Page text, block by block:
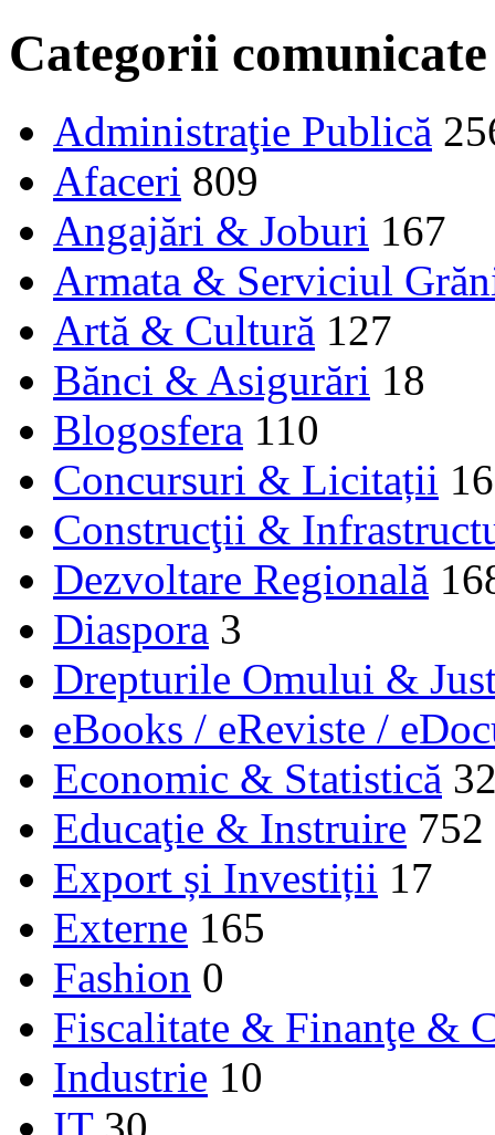
Categorii comunicate
Administraţie Publică
Afaceri 809
Angajări & Joburi 167
Armata & Serviciul
Artă & Cultură 127
Bănci & Asigurări 18
Blogosfera 110
Concursuri & Licitații 16
Construcţii &
Dezvoltare Regională
Diaspora 3
Drepturile Omului &
eBooks / eReviste /
Economic & Statistică
Educaţie & Instruire 752
Export și Investiții 17
Externe 165
Fashion 0
Fiscalitate & Finanţe &
Industrie 10